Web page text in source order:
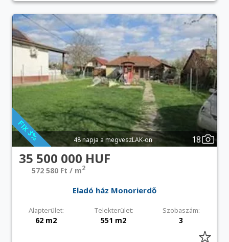
48 napja a megveszLAK-on 18
35 500 000 HUF
572 580 Ft / m2
Eladó ház Monorierdő
Alapterület: Telekterület: Szobaszám:
62 m2 551 m2 3